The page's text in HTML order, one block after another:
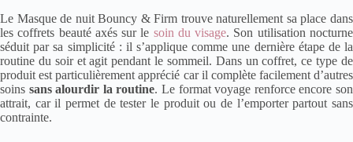
Le Masque de nuit Bouncy & Firm trouve naturellement sa place dans
les coffrets beauté axés sur le soin du visage. Son utilisation nocturne
séduit par sa simplicité : il s’applique comme une dernière étape de la
routine du soir et agit pendant le sommeil. Dans un coffret, ce type de
produit est particulièrement apprécié car il complète facilement d’autres
soins sans alourdir la routine. Le format voyage renforce encore son
attrait, car il permet de tester le produit ou de l’emporter partout sans
contrainte.